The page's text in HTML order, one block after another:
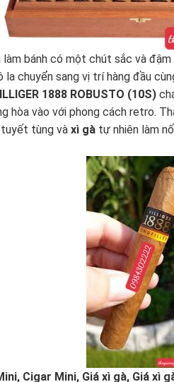
bánh có một chút sắc và
chuyển sang vị trí hàng đầu
1888 ROBUSTO (10S)
vào với phong cách retro.
tuyết tùng và xì gà tự nhiên làm
Cigar Mini, Giá xì gà, Giá xì